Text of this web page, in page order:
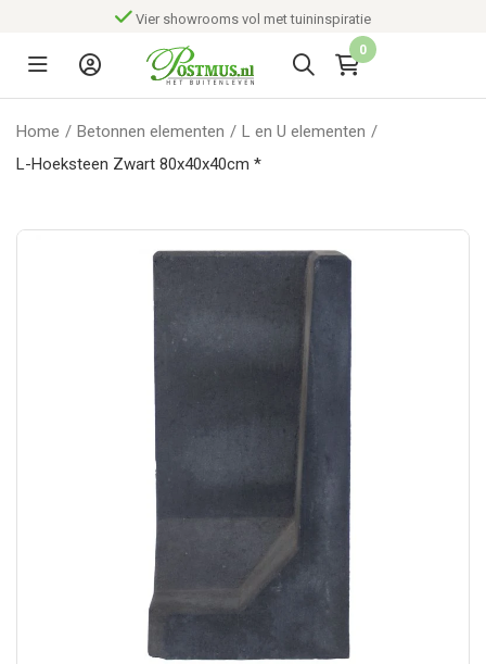
Vier showrooms vol met tuininspiratie
0
Home / Betonnen elementen / L en U elementen /
L-Hoeksteen Zwart 80x40x40cm *